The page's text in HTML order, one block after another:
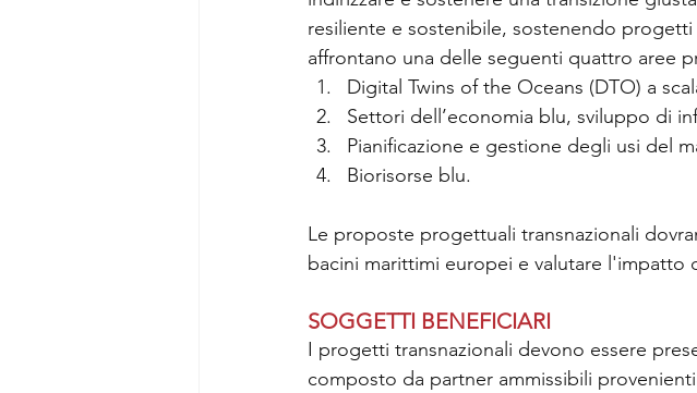
resiliente e sostenibile, sostenendo
affrontano una delle seguenti quattro aree
Digital Twins of the Oceans (DTO) a
Settori dell’economia blu, sviluppo di
Pianificazione e gestione degli usi del
Biorisorse blu.
Le proposte progettuali transnazionali
bacini marittimi europei e valutare
SOGGETTI BENEFICIARI
I progetti transnazionali devono essere
composto da partner ammissibili